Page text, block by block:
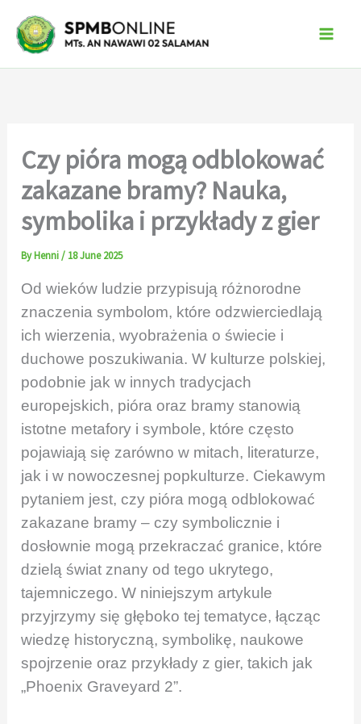
content
Czy pióra mogą odblokować
zakazane bramy? Nauka,
symbolika i przykłady z gier
ByHenni/ 18 June 2025
Od wieków ludzie przypisują różnorodne
znaczenia symbolom, które odzwierciedlają
ich wierzenia, wyobrażenia o świecie i
duchowe poszukiwania. W kulturze polskiej,
podobnie jak w innych tradycjach
europejskich, pióra oraz bramy stanowią
istotne metafory i symbole, które często
pojawiają się zarówno w mitach, literaturze,
jak i w nowoczesnej popkulturze. Ciekawym
pytaniem jest, czy pióra mogą odblokować
zakazane bramy – czy symbolicznie i
dosłownie mogą przekraczać granice, które
dzielą świat znany od tego ukrytego,
tajemniczego. W niniejszym artykule
przyjrzymy się głęboko tej tematyce, łącząc
wiedzę historyczną, symbolikę, naukowe
spojrzenie oraz przykłady z gier, takich jak
„Phoenix Graveyard 2”.